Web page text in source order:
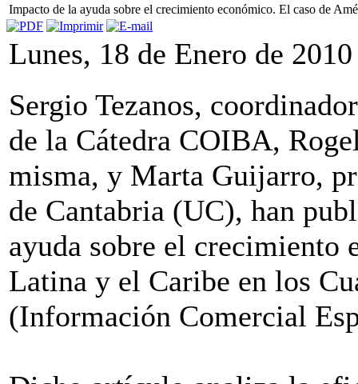
Impacto de la ayuda sobre el crecimiento económico. El caso de
Lunes, 18 de Enero de 2010
Sergio Tezanos,
de la Cátedra COIBA,
misma, y Marta Guijarro,
de Cantabria (UC), han
ayuda sobre el crecimiento
Latina y el Caribe en los
(Información Comercial